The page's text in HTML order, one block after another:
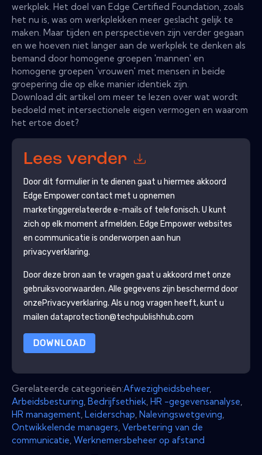
werkplek. Het doel van Edge Certified Foundation, zoals
het nu is, was om werkplekken meer geslacht gelijk te
maken. Maar tijden en perspectieven zijn verder gegaan
en we hoeven niet langer aan de werkplek te denken als
bemand door homogene groepen 'mannen' en
homogene groepen 'vrouwen' met mensen in beide
groepering die op elke manier identiek zijn.
Download dit artikel om meer te lezen over wat wordt
bedoeld met intersectionele eigen vermogen en waarom
het ertoe doet?
Lees verder
Door dit formulier in te dienen gaat u hiermee akkoord
Edge Empowercontact met u opnemen
marketinggerelateerde e-mails of telefonisch. U kunt
zich op elk moment afmelden. Edge Empowerwebsites
en communicatie is onderworpen aan hun
privacyverklaring.
Door deze bron aan te vragen gaat u akkoord met onze
gebruiksvoorwaarden. Alle gegevens zijn beschermd door
onzePrivacyverklaring. Als u nog vragen heeft, kunt u
mailen dataprotection@techpublishhub.com
DOWNLOAD
Gerelateerde categorieën:Afwezigheidsbeheer,
Arbeidsbesturing Bedrijfsethiek HR -gegevensanalyse
HR management Leiderschap Nalevingswetgeving
Ontwikkelende managers Verbetering van de
communicatie Werknemersbeheer op afstand